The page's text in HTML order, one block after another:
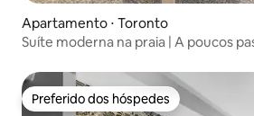
Apartamento ⋅ Toronto
Suíte moderna na praia | A poucos
Preferido dos hóspedes
Preferido dos hóspedes